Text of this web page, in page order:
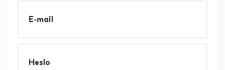
E-mail
Heslo